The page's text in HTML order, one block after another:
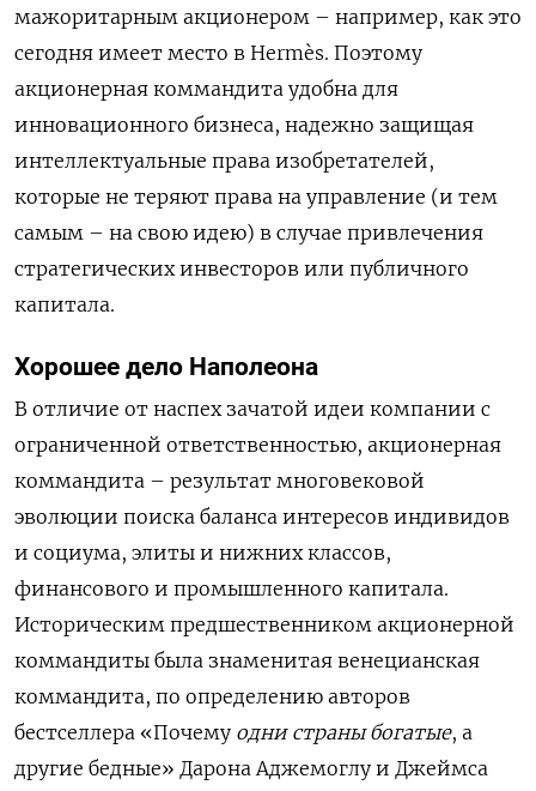
мажоритарным акционером – например, как это
сегодня имеет место в Hermès. Поэтому
акционерная коммандита удобна для
инновационного бизнеса, надежно защищая
интеллектуальные права изобретателей,
которые не теряют права на управление (и тем
самым – на свою идею) в случае привлечения
стратегических инвесторов или публичного
капитала.
Хорошее дело Наполеона
В отличие от наспех зачатой идеи компании с
ограниченной ответственностью, акционерная
коммандита – результат многовековой
эволюции поиска баланса интересов индивидов
и социума, элиты и нижних классов,
финансового и промышленного капитала.
Историческим предшественником акционерной
коммандиты была знаменитая венецианская
коммандита, по определению авторов
бестселлера «Почему одни страны богатые, а
другие бедные» Дарона Аджемоглу и Джеймса